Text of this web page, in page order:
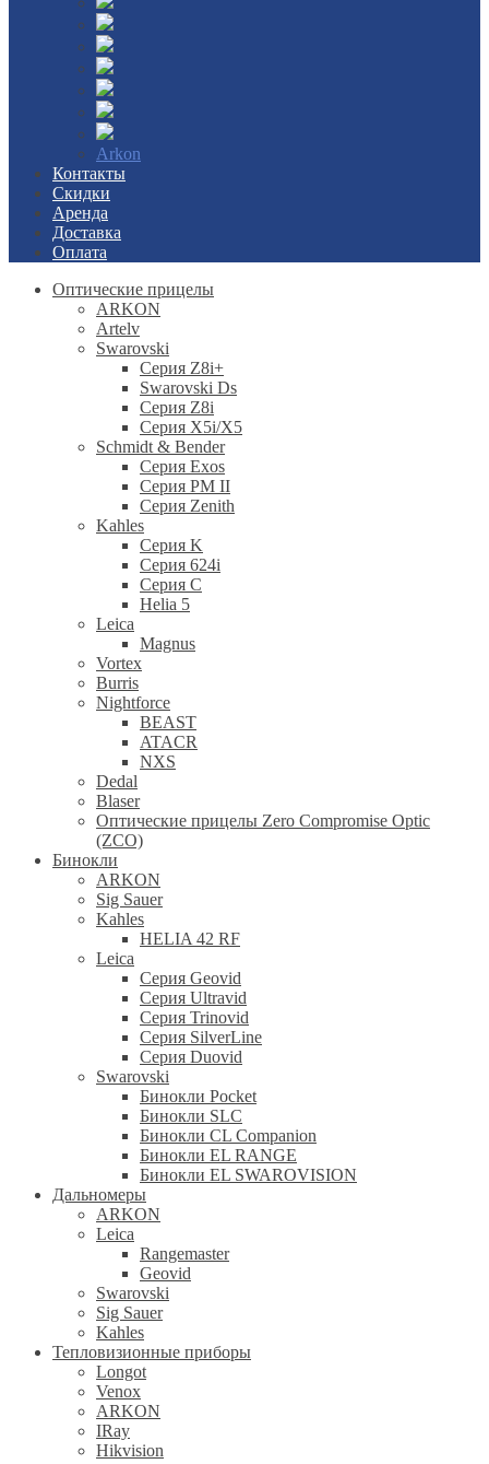
Arkon
Контакты
Скидки
Аренда
Доставка
Оплата
Оптические прицелы
ARKON
Artelv
Swarovski
Серия Z8i+
Swarovski Ds
Серия Z8i
Серия X5i/X5
Schmidt & Bender
Серия Exos
Серия PM II
Cерия Zenith
Kahles
Серия K
Серия 624i
Серия С
Helia 5
Leica
Magnus
Vortex
Burris
Nightforce
BEAST
ATACR
NXS
Dedal
Blaser
Оптические прицелы Zero Compromise Optic
(ZCO)
Бинокли
ARKON
Sig Sauer
Kahles
HELIA 42 RF
Leica
Серия Geovid
Серия Ultravid
Серия Trinovid
Серия SilverLine
Серия Duovid
Swarovski
Бинокли Pocket
Бинокли SLC
Бинокли CL Companion
Бинокли EL RANGE
Бинокли EL SWAROVISION
Дальномеры
ARKON
Leica
Rangemaster
Geovid
Swarovski
Sig Sauer
Kahles
Тепловизионные приборы
Longot
Venox
ARKON
IRay
Hikvision